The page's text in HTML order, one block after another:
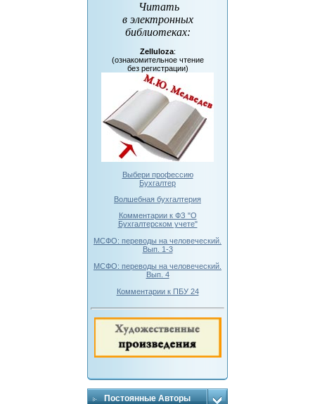
Читать
в электронных
библиотеках:
Zelluloza:
(ознакомительное чтение
без регистрации)
Выбери профессию
Бухгалтер
Волшебная бухгалтерия
Комментарии к ФЗ "О
Бухгалтерском учете"
МСФО: переводы на человеческий.
Вып. 1-3
МСФО: переводы на человеческий.
Вып. 4
Комментарии к ПБУ 24
Постоянные Авторы